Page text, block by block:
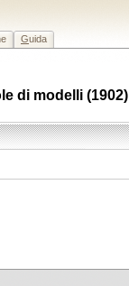
Guida
di modelli (1902)